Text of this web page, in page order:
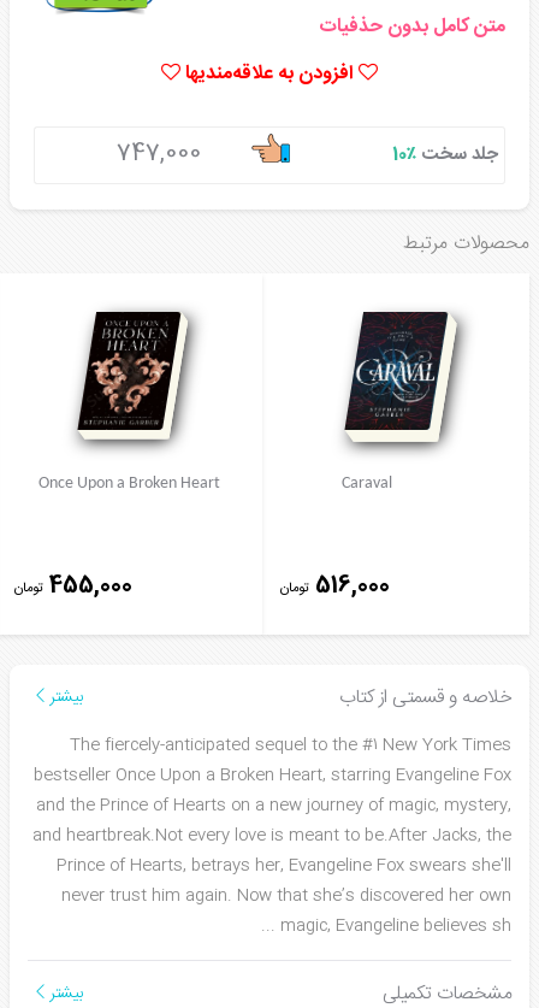
متن کامل بدون حذفیات
افزودن به علاقه‌مندیها
جلد سخت ٪10 747,000
محصولات مرتبط
Caraval
516,000 تومان
Once Upon a Broken Heart
455,000 تومان
خلاصه و قسمتی از کتاب
بیشتر
The fiercely-anticipated sequel to the #1 New York Times
bestseller Once Upon a Broken Heart, starring Evangeline Fox
and the Prince of Hearts on a new journey of magic, mystery,
and heartbreak.Not every love is meant to be.After Jacks, the
Prince of Hearts, betrays her, Evangeline Fox swears she'll
never trust him again. Now that she’s discovered her own
magic, Evangeline believes sh
...
مشخصات تکمیلی بیشتر